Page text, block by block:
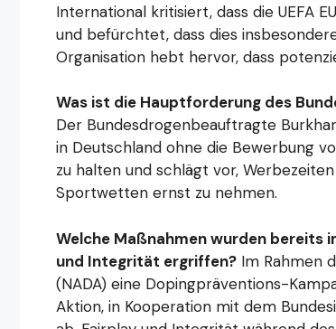
International kritisiert, dass die UEFA
und befürchtet, dass dies
Organisation hebt hervor, dass
Was ist die Hauptforderung des
Der Bundesdrogenbeauftragte
in Deutschland ohne die Bewerbung
zu halten und schlägt vor,
Sportwetten ernst zu nehmen.
Welche Maßnahmen wurden bereits
und Integrität ergriffen? Im Rahmen
(NADA) eine Dopingpräventions-
Aktion, in Kooperation mit dem